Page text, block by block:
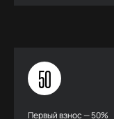
50
Первый взнос — 50%